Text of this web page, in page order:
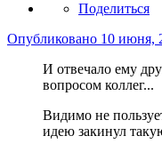
Поделиться
Опубликовано 10 июня,
И отвечало ему
вопросом коллег...
Видимо не
идею закинул